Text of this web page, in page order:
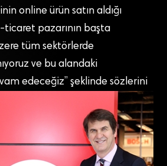
online ürün satın aldığı
ticaret pazarının başta
tüm sektörlerde
ve bu alandaki
edeceğiz” şeklinde sözlerini